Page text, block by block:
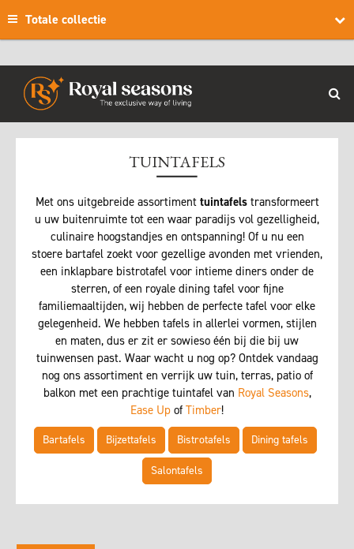
Totale collectie
TUINTAFELS
Met ons uitgebreide assortiment tuintafelstransformeert
u uw buitenruimte tot een waar paradijs vol gezelligheid,
culinaire hoogstandjes en ontspanning! Of u nu een
stoere bartafel zoekt voor gezellige avonden met vrienden,
een inklapbare bistrotafel voor intieme diners onder de
sterren, of een royale dining tafel voor fijne
familiemaaltijden, wij hebben de perfecte tafel voor elke
gelegenheid. We hebben tafels in allerlei vormen, stijlen
en maten, dus er zit er sowieso één bij die bij uw
tuinwensen past. Waar wacht u nog op? Ontdek vandaag
nog ons assortiment en verrijk uw tuin, terras, patio of
balkon met een prachtige tuintafel van Royal Seasons,
Ease Up of Timber!
Bartafels Bijzettafels Bistrotafels Dining tafels
Salontafels